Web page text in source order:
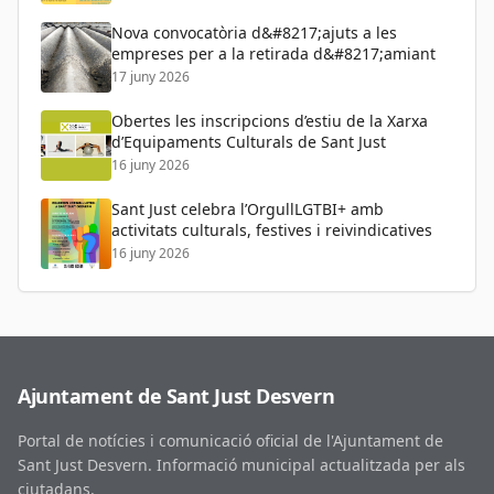
Nova convocatòria d&#8217;ajuts a les
empreses per a la retirada d&#8217;amiant
17 juny 2026
Obertes les inscripcions d’estiu de la Xarxa
d’Equipaments Culturals de Sant Just
16 juny 2026
Sant Just celebra l’OrgullLGTBI+ amb
activitats culturals, festives i reivindicatives
16 juny 2026
Ajuntament de Sant Just Desvern
Portal de notícies i comunicació oficial de l'Ajuntament de
Sant Just Desvern. Informació municipal actualitzada per als
ciutadans.